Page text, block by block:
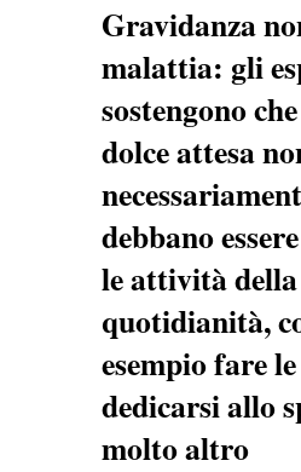
Gravidanza
malattia: gli
sostengono
dolce attesa
debbano
le attività della
quotidianità,
esempio fare
dedicarsi allo
molto altro